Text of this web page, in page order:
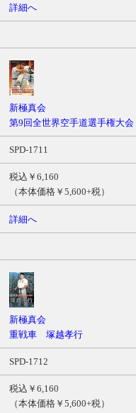
詳細へ
新極真会
第9回全世界空手道選手権大会
SPD-1711
税込￥6,160
（本体価格￥5,600+税）
詳細へ
新極真会
重戦車 塚越孝行
SPD-1712
税込￥6,160
（本体価格￥5,600+税）